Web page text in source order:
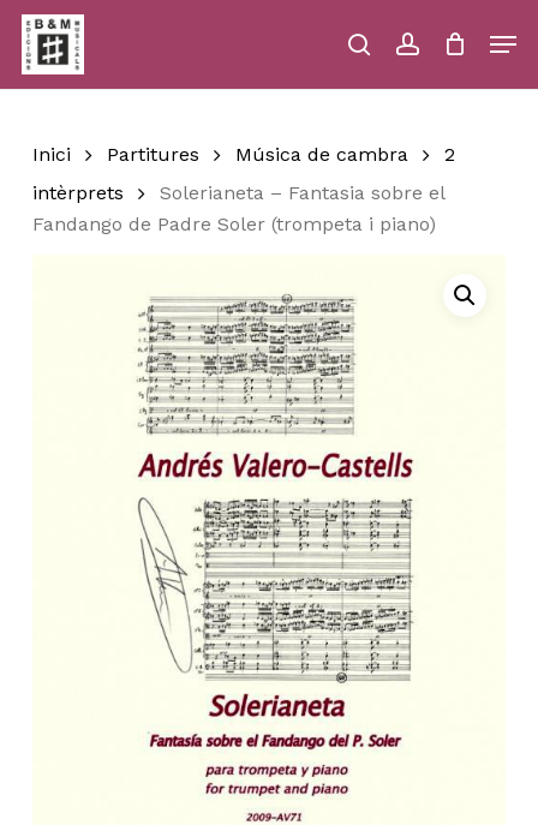
Skip
main
content
searchaccount
Close
Inici Partitures Música de cambra
2
intèrprets
Solerianeta – Fantasia sobre el
Fandango de Padre Soler (trompeta i piano)
Menu